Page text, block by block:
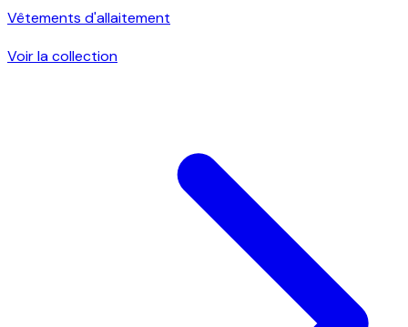
Vêtements d'allaitement
Voir la collection